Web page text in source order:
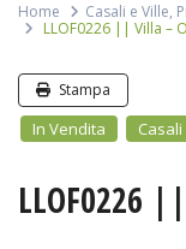
Home Casali e Ville,
LLOF0226 || Villa –
In Vendita
LLOF0226
Stampa